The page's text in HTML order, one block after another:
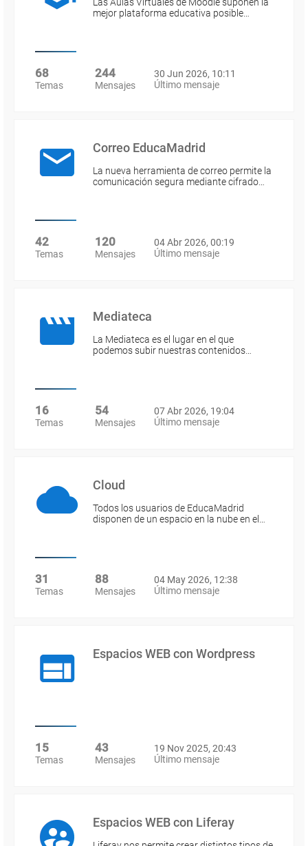
mejor plataforma educativa posible…
68
Temas
244
Mensajes
30 Jun 2026, 10:11
Último mensaje
Correo EducaMadrid
La nueva herramienta de correo permite la
comunicación segura mediante cifrado…
42
Temas
120
Mensajes
04 Abr 2026, 00:19
Último mensaje
Mediateca
La Mediateca es el lugar en el que
podemos subir nuestras contenidos…
16
Temas
54
Mensajes
07 Abr 2026, 19:04
Último mensaje
Cloud
Todos los usuarios de EducaMadrid
disponen de un espacio en la nube en el…
31
Temas
88
Mensajes
04 May 2026, 12:38
Último mensaje
Espacios WEB con Wordpress
15
Temas
43
Mensajes
19 Nov 2025, 20:43
Último mensaje
Espacios WEB con Liferay